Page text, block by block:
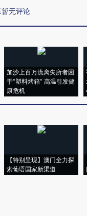
无评论
加沙上百万流离失所者困
于“塑料烤箱” 高温引发健
康危机
【特别呈现】澳门全力探
索葡语国家新渠道